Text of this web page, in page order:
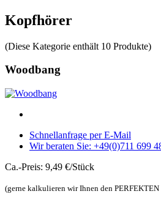
Kopfhörer
(Diese Kategorie enthält 10 Produkte)
Woodbang
Schnellanfrage per E-Mail
Wir beraten Sie: +49(0)711 699
Ca.-Preis: 9,49 €/Stück
(gerne kalkulieren wir Ihnen den PERFEKTEN